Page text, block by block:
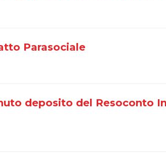
Parasociale
deposito del Resoconto